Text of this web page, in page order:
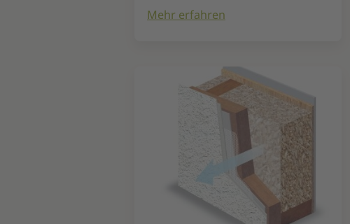
Mehr erfahren